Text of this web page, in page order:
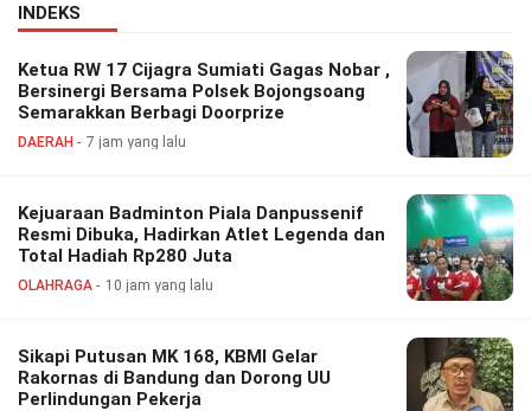
INDEKS
Ketua RW 17 Cijagra Sumiati Gagas Nobar ,
Bersinergi Bersama Polsek Bojongsoang
Semarakkan Berbagi Doorprize
DAERAH 7 jam yang lalu
Kejuaraan Badminton Piala Danpussenif
Resmi Dibuka, Hadirkan Atlet Legenda dan
Total Hadiah Rp280 Juta
OLAHRAGA 10 jam yang lalu
Sikapi Putusan MK 168, KBMI Gelar
Rakornas di Bandung dan Dorong UU
Perlindungan Pekerja